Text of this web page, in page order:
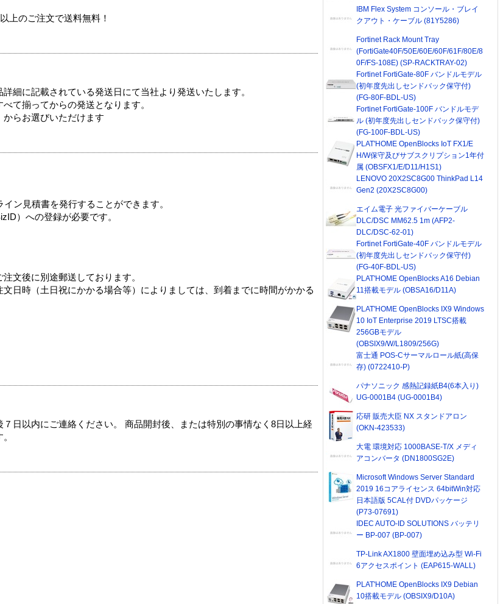
上のご注文で送料無料！
細に記載されている発送日にて当社より発送いたします。
て揃ってからの発送となります。
らお選びいただけます
ン見積書を発行することができます。
）への登録が必要です。
文後に別途郵送しております。
日時（土日祝にかかる場合等）によりましては、到着までに時間がかかる
日以内にご連絡ください。 商品開封後、または特別の事情なく8日以上経
IBM Flex System コンソール・ブレイ
クアウト・ケーブル (81Y5286)
Fortinet Rack Mount Tray
(FortiGate40F/50E/60E/60F/61F/80E/8
0F/FS-108E) (SP-RACKTRAY-02)
Fortinet FortiGate-80F バンドルモデル
(初年度先出しセンドバック保守付)
(FG-80F-BDL-US)
Fortinet FortiGate-100F バンドルモデ
ル (初年度先出しセンドバック保守付)
(FG-100F-BDL-US)
PLAT'HOME OpenBlocks IoT FX1/E
H/W保守及びサブスクリプション1年付
属 (OBSFX1/E/D11/H1S1)
LENOVO 20X2SC8G00 ThinkPad L14
Gen2 (20X2SC8G00)
エイム電子 光ファイバーケーブル
DLC/DSC MM62.5 1m (AFP2-
DLC/DSC-62-01)
Fortinet FortiGate-40F バンドルモデル
(初年度先出しセンドバック保守付)
(FG-40F-BDL-US)
PLAT'HOME OpenBlocks A16 Debian
11搭載モデル (OBSA16/D11A)
PLAT'HOME OpenBlocks IX9 Windows
10 IoT Enterprise 2019 LTSC搭載
256GBモデル
(OBSIX9/W/L1809/256G)
富士通 POS-Cサーマルロール紙(高保
存) (0722410-P)
パナソニック 感熱記録紙B4(6本入り)
UG-0001B4 (UG-0001B4)
応研 販売大臣 NX スタンドアロン
(OKN-423533)
大電 環境対応 1000BASE-T/X メディ
アコンバータ (DN1800SG2E)
Microsoft Windows Server Standard
2019 16コアライセンス 64bitWin対応
日本語版 5CAL付 DVDパッケージ
(P73-07691)
IDEC AUTO-ID SOLUTIONS バッテリ
ー BP-007 (BP-007)
TP-Link AX1800 壁面埋め込み型 Wi-Fi
6アクセスポイント (EAP615-WALL)
PLAT'HOME OpenBlocks IX9 Debian
10搭載モデル (OBSIX9/D10A)